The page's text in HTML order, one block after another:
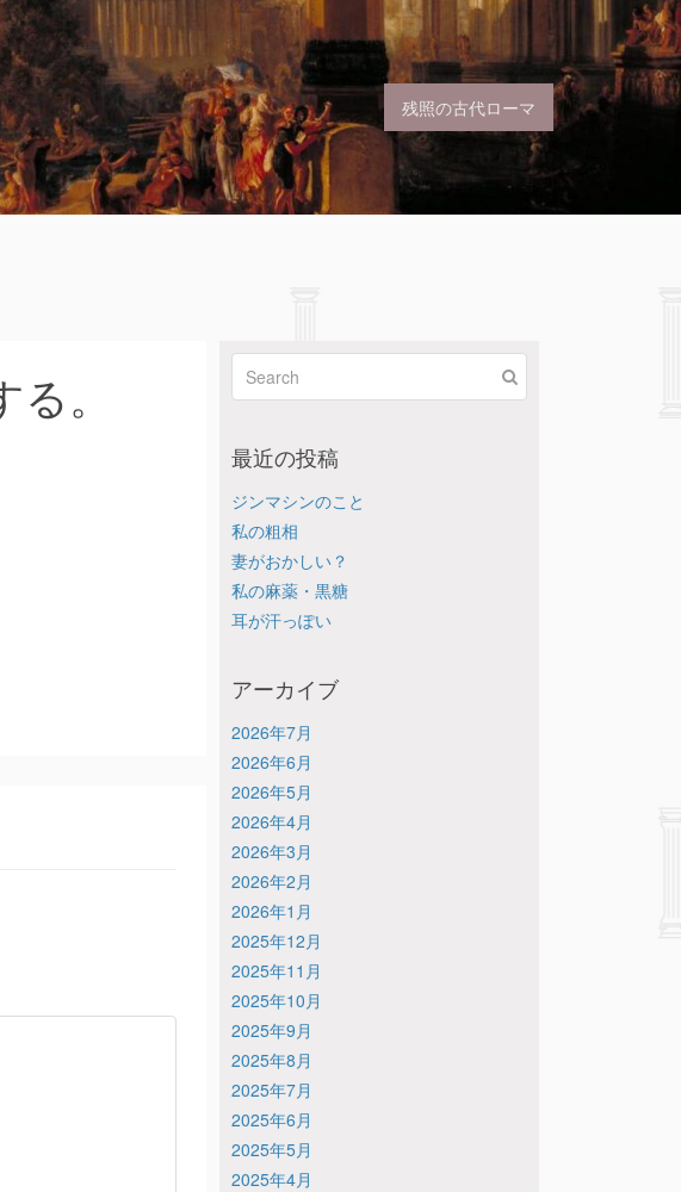
残照の古代ローマ
。
最近の投稿
ジンマシンのこと
私の粗相
妻がおかしい？
私の麻薬・黒糖
耳が汗っぽい
アーカイブ
2026年7月
2026年6月
2026年5月
2026年4月
2026年3月
2026年2月
2026年1月
2025年12月
2025年11月
2025年10月
2025年9月
2025年8月
2025年7月
2025年6月
2025年5月
2025年4月